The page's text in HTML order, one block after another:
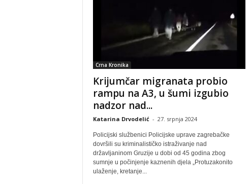
Crna Kronika
Krijumčar migranata probio
rampu na A3, u šumi izgubio
nadzor nad...
Katarina Drvodelić - 27. srpnja 2024
Policijski službenici Policijske uprave zagrebačke
dovršili su kriminalističko istraživanje nad
državljaninom Gruzije u dobi od 45 godina zbog
sumnje u počinjenje kaznenih djela „Protuzakonito
ulaženje, kretanje...